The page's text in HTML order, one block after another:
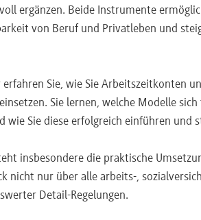
an seminare@beck.deeinsenden.
ergänzen. Beide Instrumente
von Beruf und Privatleben und
Sie, wie Sie Arbeitszeitkonten
Sie lernen, welche Modelle
wie Sie diese erfolgreich einführen und
insbesondere die praktische
nicht nur über alle arbeits-,
Detail-Regelungen.